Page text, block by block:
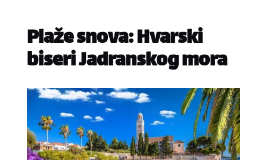
Plaže snova: Hvarski
biseri Jadranskog mora